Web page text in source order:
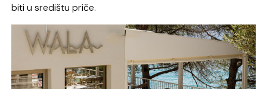
biti u središtu priče.